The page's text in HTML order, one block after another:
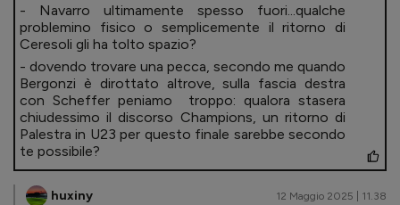
- Navarro ultimamente spesso fuori...qualche
problemino fisico o semplicemente il ritorno di
Ceresoli gli ha tolto spazio?
- dovendo trovare una pecca, secondo me quando
Bergonzi è dirottato altrove, sulla fascia destra
con Scheffer peniamo troppo: qualora stasera
chiudessimo il discorso Champions, un ritorno di
Palestra in U23 per questo finale sarebbe secondo
te possibile?
huxiny 12 Maggio 2025 | 11.38